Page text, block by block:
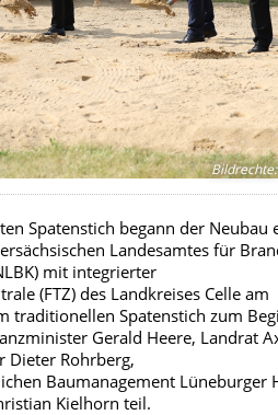
Bildrechte:
Spatenstich begann der Neubau
Landesamtes für
mit integrierter
(FTZ) des Landkreises Celle am
traditionellen Spatenstich zum
Gerald Heere, Landrat
Dieter Rohrberg,
Baumanagement Lüneburger
Kielhorn teil.